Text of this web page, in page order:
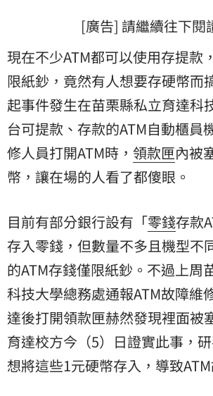
[廣告] 請繼續往下
現在不少ATM都可以使用存提款
限紙鈔，竟然有人想要存硬幣而
起事件發生在苗栗縣私立育達科
台可提款、存款的ATM自動櫃員
修人員打開ATM時， 領款匣內被
幣，讓在場的人看了都傻眼。
目前有部分銀行設有「零錢存款
存入零錢，但數量不多且機型不
的ATM存錢僅限紙鈔。不過上周
科技大學總務處通報ATM故障維
達後打開領款匣赫然發現裡面被
育達校方今（5）日證實此事，
想將這些1元硬幣存入，導致ATM